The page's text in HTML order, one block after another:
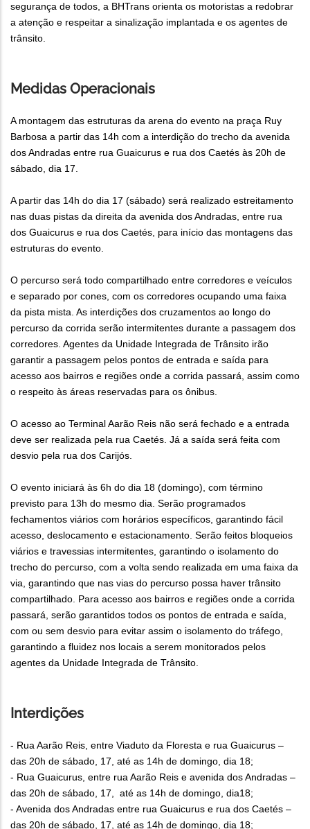
segurança de todos, a BHTrans orienta os motoristas a redobrar
a atenção e respeitar a sinalização implantada e os agentes de
trânsito.
Medidas Operacionais
A montagem das estruturas da arena do evento na praça Ruy
Barbosa a partir das 14h com a interdição do trecho da avenida
dos Andradas entre rua Guaicurus e rua dos Caetés às 20h de
sábado, dia 17.
A partir das 14h do dia 17 (sábado) será realizado estreitamento
nas duas pistas da direita da avenida dos Andradas, entre rua
dos Guaicurus e rua dos Caetés, para início das montagens das
estruturas do evento.
O percurso será todo compartilhado entre corredores e veículos
e separado por cones, com os corredores ocupando uma faixa
da pista mista. As interdições dos cruzamentos ao longo do
percurso da corrida serão intermitentes durante a passagem dos
corredores. Agentes da Unidade Integrada de Trânsito irão
garantir a passagem pelos pontos de entrada e saída para
acesso aos bairros e regiões onde a corrida passará, assim como
o respeito às áreas reservadas para os ônibus.
O acesso ao Terminal Aarão Reis não será fechado e a entrada
deve ser realizada pela rua Caetés. Já a saída será feita com
desvio pela rua dos Carijós.
O evento iniciará às 6h do dia 18 (domingo), com término
previsto para 13h do mesmo dia. Serão programados
fechamentos viários com horários específicos, garantindo fácil
acesso, deslocamento e estacionamento. Serão feitos bloqueios
viários e travessias intermitentes, garantindo o isolamento do
trecho do percurso, com a volta sendo realizada em uma faixa da
via, garantindo que nas vias do percurso possa haver trânsito
compartilhado. Para acesso aos bairros e regiões onde a corrida
passará, serão garantidos todos os pontos de entrada e saída,
com ou sem desvio para evitar assim o isolamento do tráfego,
garantindo a fluidez nos locais a serem monitorados pelos
agentes da Unidade Integrada de Trânsito.
Interdições
- Rua Aarão Reis, entre Viaduto da Floresta e rua Guaicurus –
das 20h de sábado, 17, até as 14h de domingo, dia 18;
- Rua Guaicurus, entre rua Aarão Reis e avenida dos Andradas –
das 20h de sábado, 17, até as 14h de domingo, dia18;
- Avenida dos Andradas entre rua Guaicurus e rua dos Caetés –
das 20h de sábado, 17, até as 14h de domingo, dia 18;